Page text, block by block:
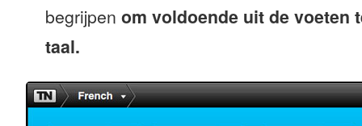
begrijpen om voldoende uit de voeten
taal.